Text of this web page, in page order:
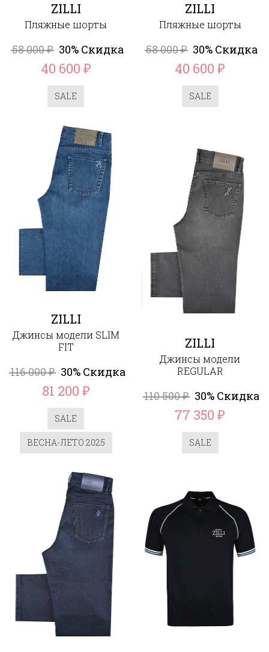
ZILLI
Пляжные шорты
58 000₽ 30% Скидка
40 600 ₽
SALE
ZILLI
Пляжные шорты
58 000₽ 30% Скидка
40 600₽
SALE
ZILLI
Джинсы модели SLIM
FIT
116 000₽ 30% Скидка
81 200 ₽
SALE
ВЕСНА-ЛЕТО 2025
ZILLI
Джинсы модели
REGULAR
110 500₽ 30% Скидка
77 350₽
SALE